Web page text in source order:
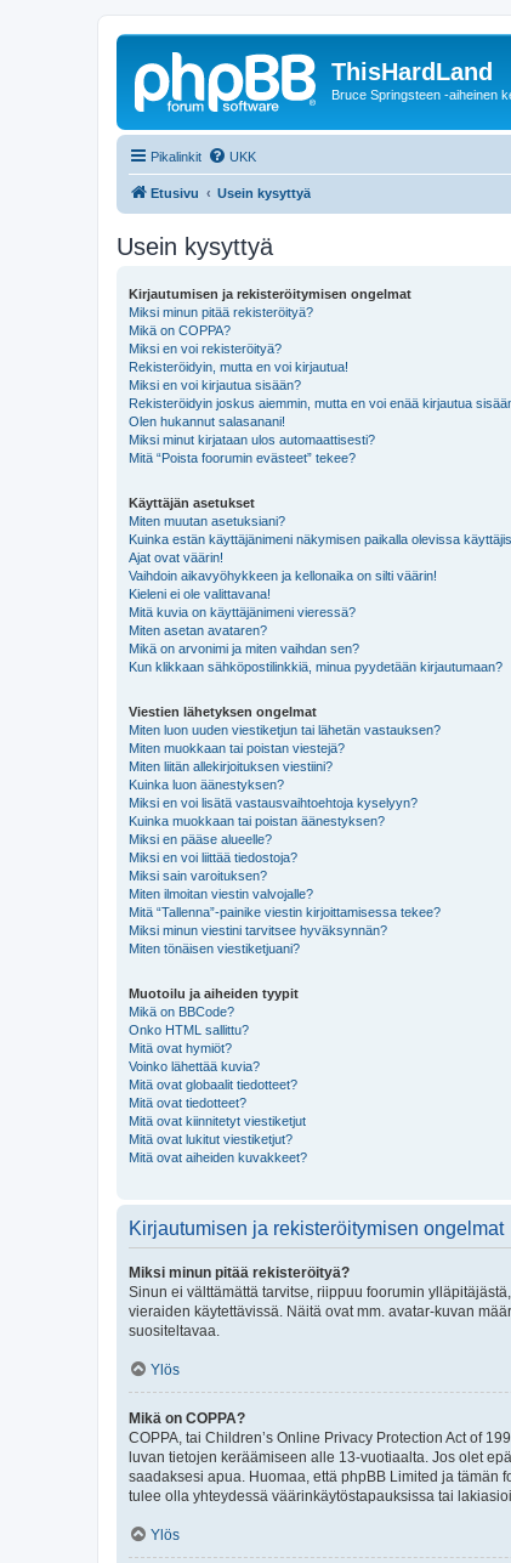
ThisHardLand
Bruce Springsteen -aiheinen
Pikalinkit UKK
Etusivu Usein kysyttyä
Usein kysyttyä
Kirjautumisen ja rekisteröitymisen ongelmat
Miksi minun pitää rekisteröityä?
Mikä on COPPA?
Miksi en voi rekisteröityä?
Rekisteröidyin, mutta en voi kirjautua!
Miksi en voi kirjautua sisään?
Rekisteröidyin joskus aiemmin, mutta en voi enää kirjautua
Olen hukannut salasanani!
Miksi minut kirjataan ulos automaattisesti?
Mitä “Poista foorumin evästeet” tekee?
Käyttäjän asetukset
Miten muutan asetuksiani?
Kuinka estän käyttäjänimeni näkymisen paikalla olevissa
Ajat ovat väärin!
Vaihdoin aikavyöhykkeen ja kellonaika on silti väärin!
Kieleni ei ole valittavana!
Mitä kuvia on käyttäjänimeni vieressä?
Miten asetan avataren?
Mikä on arvonimi ja miten vaihdan sen?
Kun klikkaan sähköpostilinkkiä, minua pyydetään kirjautumaan?
Viestien lähetyksen ongelmat
Miten luon uuden viestiketjun tai lähetän vastauksen?
Miten muokkaan tai poistan viestejä?
Miten liitän allekirjoituksen viestiini?
Kuinka luon äänestyksen?
Miksi en voi lisätä vastausvaihtoehtoja kyselyyn?
Kuinka muokkaan tai poistan äänestyksen?
Miksi en pääse alueelle?
Miksi en voi liittää tiedostoja?
Miksi sain varoituksen?
Miten ilmoitan viestin valvojalle?
Mitä “Tallenna”-painike viestin kirjoittamisessa tekee?
Miksi minun viestini tarvitsee hyväksynnän?
Miten tönäisen viestiketjuani?
Muotoilu ja aiheiden tyypit
Mikä on BBCode?
Onko HTML sallittu?
Mitä ovat hymiöt?
Voinko lähettää kuvia?
Mitä ovat globaalit tiedotteet?
Mitä ovat tiedotteet?
Mitä ovat kiinnitetyt viestiketjut
Mitä ovat lukitut viestiketjut?
Mitä ovat aiheiden kuvakkeet?
Kirjautumisen ja rekisteröitymisen ongelmat
Miksi minun pitää rekisteröityä?
Sinun ei välttämättä tarvitse, riippuu foorumin
vieraiden käytettävissä. Näitä ovat mm. avatar-kuvan
suositeltavaa.
Ylös
Mikä on COPPA?
COPPA, tai Children’s Online Privacy Protection Act of
luvan tietojen keräämiseen alle 13-vuotiaalta. Jos olet
saadaksesi apua. Huomaa, että phpBB Limited ja tämän
tulee olla yhteydessä väärinkäytöstapauksissa tai
Ylös